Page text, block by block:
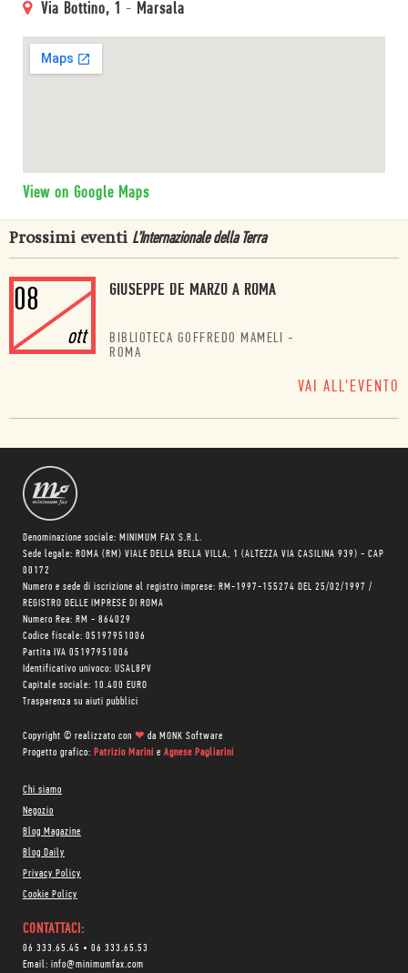
Via Bottino, 1 - Marsala
View on Google Maps
Prossimi eventi L’Internazionale della Terra
08
ott
GIUSEPPE DE MARZO A ROMA
BIBLIOTECA GOFFREDO MAMELI -
ROMA
VAI ALL'EVENTO
Denominazione sociale: MINIMUM FAX S.R.L.
Sede legale: ROMA (RM) VIALE DELLA BELLA VILLA, 1 (ALTEZZA VIA CASILINA 939) - CAP
00172
Numero e sede di iscrizione al registro imprese: RM-1997-155274 DEL 25/02/1997 /
REGISTRO DELLE IMPRESE DI ROMA
Numero Rea: RM - 864029
Codice fiscale: 05197951006
Partita IVA 05197951006
Identificativo univoco: USAL8PV
Capitale sociale: 10.400 EURO
Trasparenza su aiuti pubblici
Copyright © realizzato con ❤ da MONK Software
Progetto grafico: Patrizio Marini e Agnese Pagliarini
Chi siamo
Negozio
Blog Magazine
Blog Daily
Privacy Policy
Cookie Policy
CONTATTACI:
06 333.65.45 • 06 333.65.53
Email: info@minimumfax.com